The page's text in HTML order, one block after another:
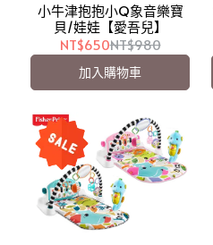
小牛津抱抱小Q象音樂寶
貝/娃娃【愛吾兒】
NT$650NT$980
加入購物車